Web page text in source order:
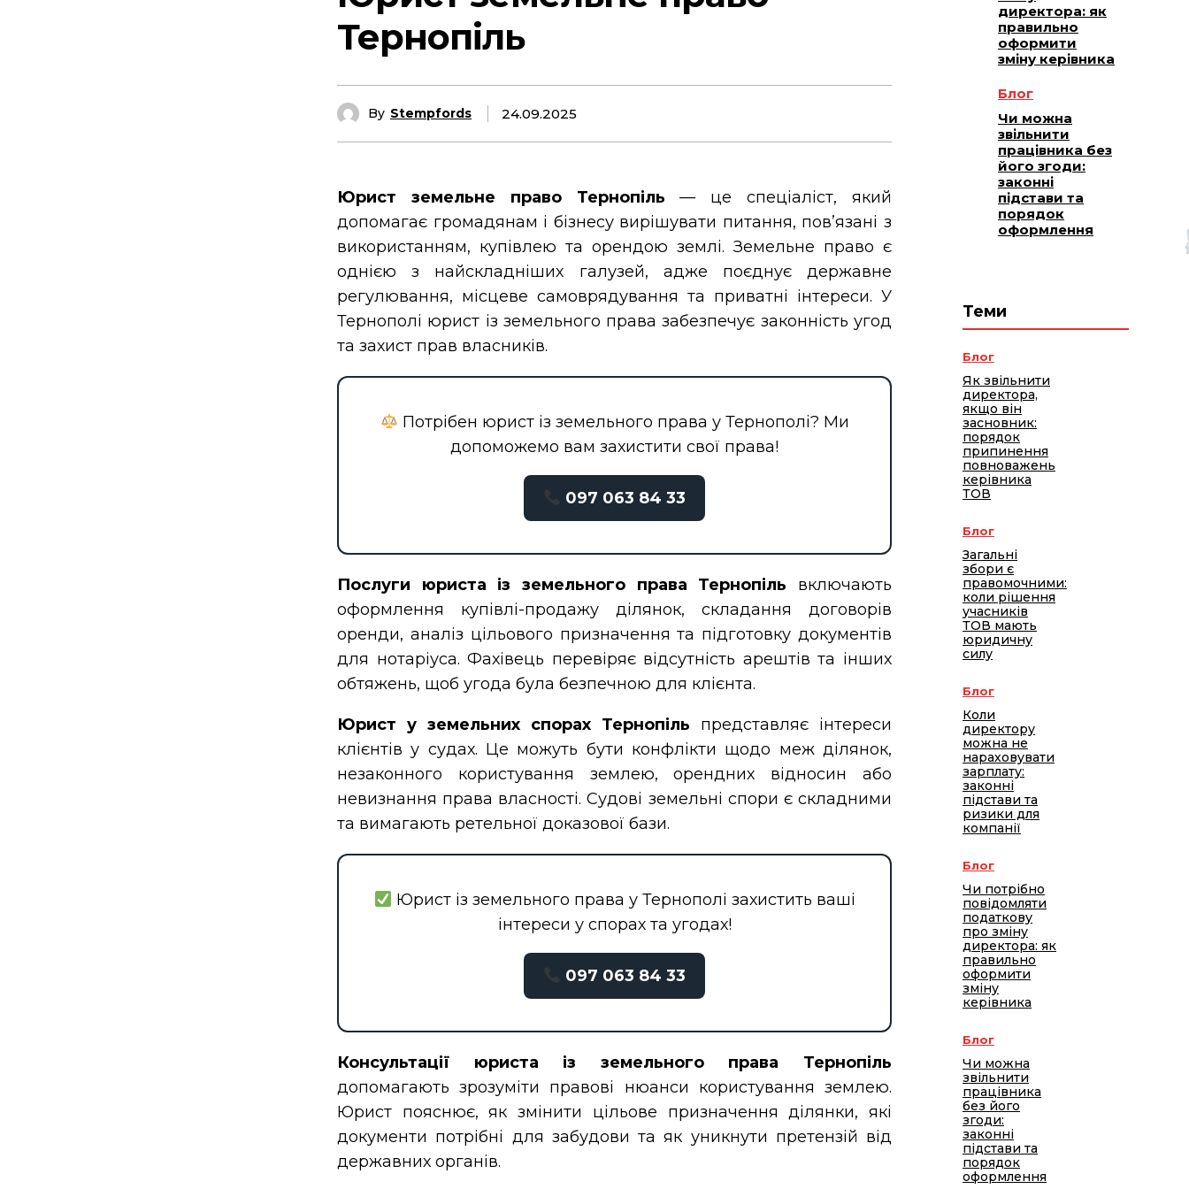
Тернопіль
By Stempfords 24.09.2025
Юрист земельне право Тернопіль — це спеціаліст, який
допомагає громадянам і бізнесу вирішувати питання, пов’язані з
використанням, купівлею та орендою землі. Земельне право є
однією з найскладніших галузей, адже поєднує державне
регулювання, місцеве самоврядування та приватні інтереси. У
Тернополі юрист із земельного права забезпечує законність угод
та захист прав власників.
Потрібен юрист із земельного права у Тернополі? Ми
допоможемо вам захистити свої права!
097 063 84 33
Послуги юриста із земельного права Тернопіль включають
оформлення купівлі-продажу ділянок, складання договорів
оренди, аналіз цільового призначення та підготовку документів
для нотаріуса. Фахівець перевіряє відсутність арештів та інших
обтяжень, щоб угода була безпечною для клієнта.
Юрист у земельних спорах Тернопіль представляє інтереси
клієнтів у судах. Це можуть бути конфлікти щодо меж ділянок,
незаконного користування землею, орендних відносин або
невизнання права власності. Судові земельні спори є складними
та вимагають ретельної доказової бази.
Юрист із земельного права у Тернополі захистить ваші
інтереси у спорах та угодах!
097 063 84 33
Консультації юриста із земельного права Тернопіль
допомагають зрозуміти правові нюанси користування землею.
Юрист пояснює, як змінити цільове призначення ділянки, які
документи потрібні для забудови та як уникнути претензій від
державних органів.
директора: як
правильно
оформити
зміну керівника
Блог
Чи можна
звільнити
працівника без
його згоди:
законні
підстави та
порядок
оформлення
Теми
Блог
Як звільнити
директора,
якщо він
засновник:
порядок
припинення
повноважень
керівника
ТОВ
Блог
Загальні
збори є
правомочними:
коли рішення
учасників
ТОВ мають
юридичну
силу
Блог
Коли
директору
можна не
нараховувати
зарплату:
законні
підстави та
ризики для
компанії
Блог
Чи потрібно
повідомляти
податкову
про зміну
директора: як
правильно
оформити
зміну
керівника
Блог
Чи можна
звільнити
працівника
без його
згоди:
законні
підстави та
порядок
оформлення